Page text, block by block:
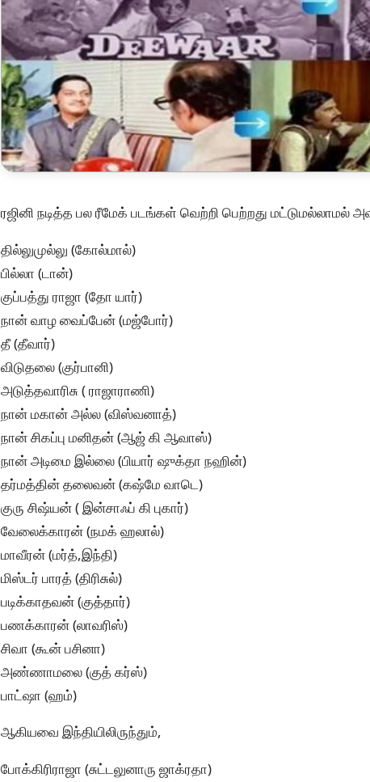
ரஜினி நடித்த பல ரீமேக் படங்கள் வெற்றி பெற்றது மட்டுமல்லாமல்
தில்லுமுல்லு (கோல்மால்)
பில்லா (டான்)
குப்பத்து ராஜா (தோ யார்)
நான் வாழ வைப்பேன் (மஜ்போர்)
தீ (தீவார்)
விடுதலை (குர்பானி)
அடுத்தவாரிசு ( ராஜாராணி)
நான் மகான் அல்ல (விஸ்வனாத்)
நான் சிகப்பு மனிதன் (ஆஜ் கி ஆவாஸ்)
நான் அடிமை இல்லை (பியார் ஷுக்தா நஹின்)
தர்மத்தின் தலைவன் (கஷ்மே வாடெ)
குரு சிஷ்யன் ( இன்சாஃப் கி புகார்)
வேலைக்காரன் (நமக் ஹலால்)
மாவீரன் (மர்த்,இந்தி)
மிஸ்டர் பாரத் (திரிசுல்)
படிக்காதவன் (குத்தார்)
பணக்காரன் (லாவரிஸ்)
சிவா (கூன் பசினா)
அண்ணாமலை (குத் கர்ஸ்)
பாட்ஷா (ஹம்)
ஆகியவை இந்தியிலிருந்தும்,
போக்கிரிராஜா (சுட்டலுனாரு ஜாக்ரதா)